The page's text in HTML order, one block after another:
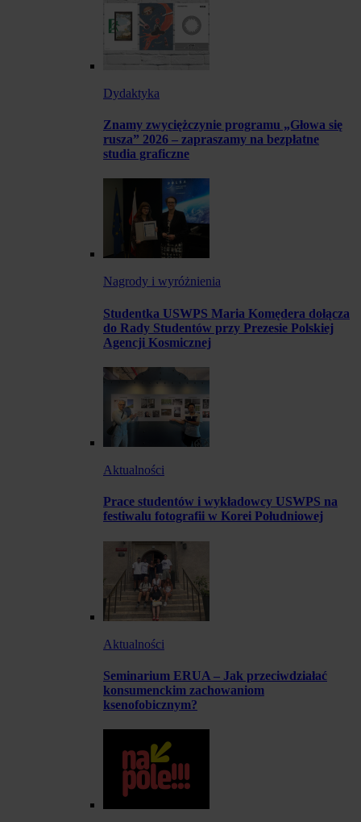
Dydaktyka
Znamy zwyciężczynie programu „Głowa się
rusza” 2026 – zapraszamy na bezpłatne
studia graficzne
Nagrody i wyróżnienia
Studentka USWPS Maria Komędera dołącza
do Rady Studentów przy Prezesie Polskiej
Agencji Kosmicznej
Aktualności
Prace studentów i wykładowcy USWPS na
festiwalu fotografii w Korei Południowej
Aktualności
Seminarium ERUA – Jak przeciwdziałać
konsumenckim zachowaniom
ksenofobicznym?